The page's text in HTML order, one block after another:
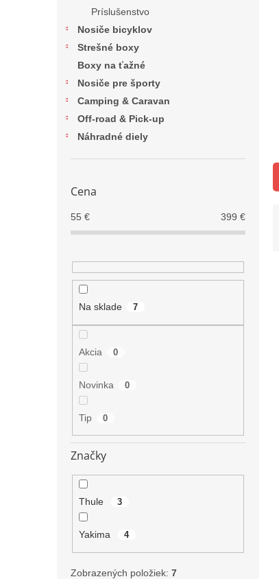
Príslušenstvo
Nosiče bicyklov
Strešné boxy
Boxy na ťažné
Nosiče pre športy
Camping & Caravan
Off-road & Pick-up
Náhradné diely
Cena
55 € 399 €
Na sklade 7
Akcia 0
Novinka 0
Tip 0
Značky
Thule 3
Yakima 4
Zobrazených položiek: 7